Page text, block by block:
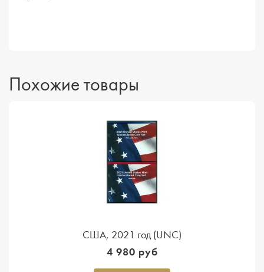
Похожие товары
США, 2021 год (UNC)
4 980 руб